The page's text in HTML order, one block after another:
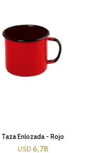
Taza Enlozada - Rojo
USD 6,78